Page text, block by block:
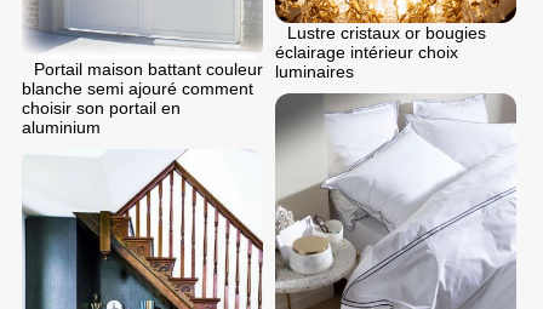
Lustre cristaux or bougies
éclairage intérieur choix
luminaires
Portail maison battant couleur
blanche semi ajouré comment
choisir son portail en
aluminium